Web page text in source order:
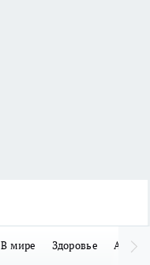
В мире Здоровье Авто